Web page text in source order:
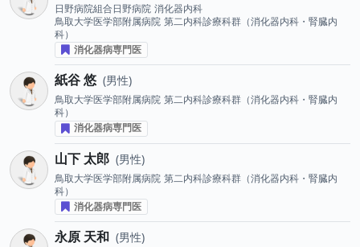
日野病院組合日野病院 消化器内科
鳥取大学医学部附属病院 第二内科診療科群（消化器内科・腎臓内
科）
消化器病専門医
紙谷 悠 男性
鳥取大学医学部附属病院 第二内科診療科群（消化器内科・腎臓内
科）
消化器病専門医
山下 太郎 男性
鳥取大学医学部附属病院 第二内科診療科群（消化器内科・腎臓内
科）
消化器病専門医
永原 天和 男性